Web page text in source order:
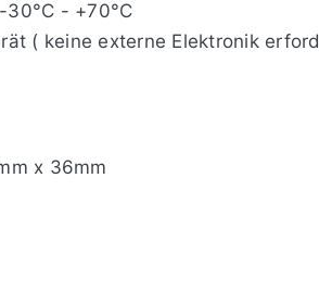
- +70°C
( keine externe Elektronik
x 36mm